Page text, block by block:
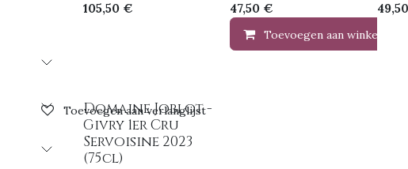
105,50 € 47,50 €
Toevoegen aan
49,50
Domaine Joblot -
Givry 1er Cru
Servoisine 2023
(75cl)
Toevoegen aan verlanglijst